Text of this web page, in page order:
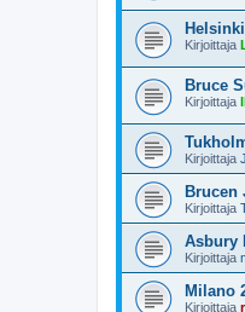
Kirjoittaja
Bruce
Kirjoittaja
Kirjoittaja
Brucen
Kirjoittaja
Asbury
Kirjoittaja
Milano
Kirjoittaja